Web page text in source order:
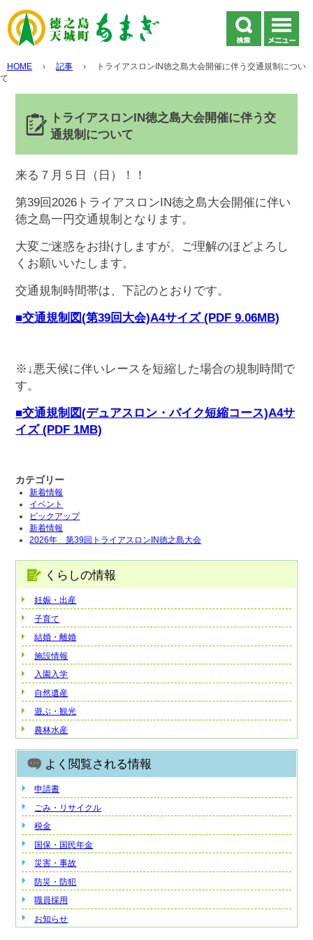
HOME › 記事 ›
トライアスロンIN徳之島大会開催に伴う交通規制につい
て
トライアスロンIN徳之島大会開催に伴う交
通規制について
来る７月５日（日）！！
第39回2026トライアスロンIN徳之島大会開催に伴い
徳之島一円交通規制となります。
大変ご迷惑をお掛けしますが、ご理解のほどよろし
くお願いいたします。
交通規制時間帯は、下記のとおりです。
■交通規制図(第39回大会)A4サイズ (PDF 9.06MB)
※↓悪天候に伴いレースを短縮した場合の規制時間で
す。
■交通規制図(デュアスロン・バイク短縮コース)A4サ
イズ (PDF 1MB)
カテゴリー
新着情報
イベント
ピックアップ
新着情報
2026年 第39回トライアスロンIN徳之島大会
くらしの情報
妊娠・出産
子育て
結婚・離婚
施設情報
入園入学
自然遺産
遊ぶ・観光
農林水産
よく閲覧される情報
申請書
ごみ・リサイクル
税金
国保・国民年金
災害・事故
防災・防犯
職員採用
お知らせ